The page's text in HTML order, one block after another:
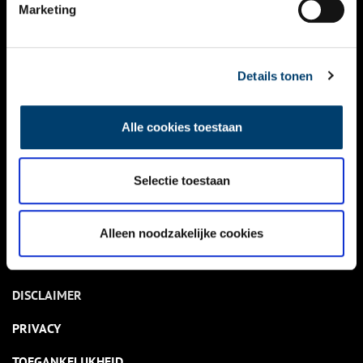
Marketing
Details tonen
Alle cookies toestaan
Selectie toestaan
Alleen noodzakelijke cookies
NIEUWS
KALENDER
ACTIVITEITEN
NIEUWSBRIEF
DISCLAIMER
PRIVACY